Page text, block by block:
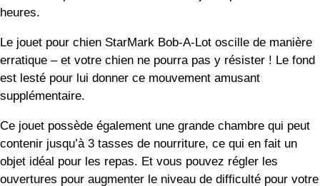
erratique – et votre chien ne pourra pas y résister ! Le fond
supplémentaire.
Ce jouet possède également une grande chambre qui peut
contenir jusqu’à 3 tasses de nourriture, ce qui en fait un
ouvertures pour augmenter le niveau de difficulté pour votre
chien.
Les ouvertures réglables permettent également de